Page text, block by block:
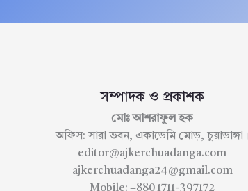
সম্পাদক ও প্রকাশক
মোঃ আশরাফুল হক
অফিস: সারা ভবন, একাডেমি মোড়, চুয়াডাঙ্গা।
editor@ajkerchuadanga.com
ajkerchuadanga24@gmail.com
Mobile: +880 1711-397172